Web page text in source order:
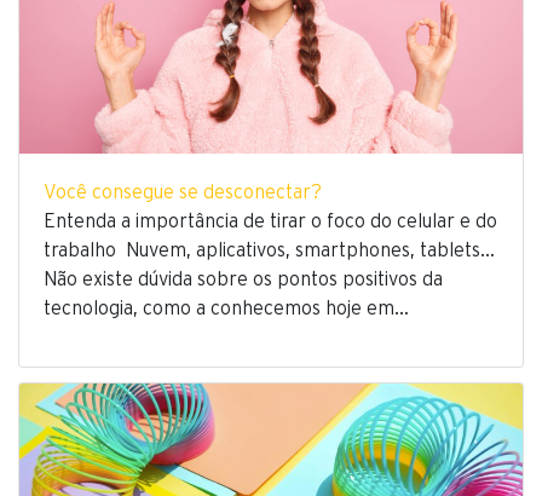
Você consegue se desconectar?
Entenda a importância de tirar o foco do celular e do
trabalho Nuvem, aplicativos, smartphones, tablets…
Não existe dúvida sobre os pontos positivos da
tecnologia, como a conhecemos hoje em…